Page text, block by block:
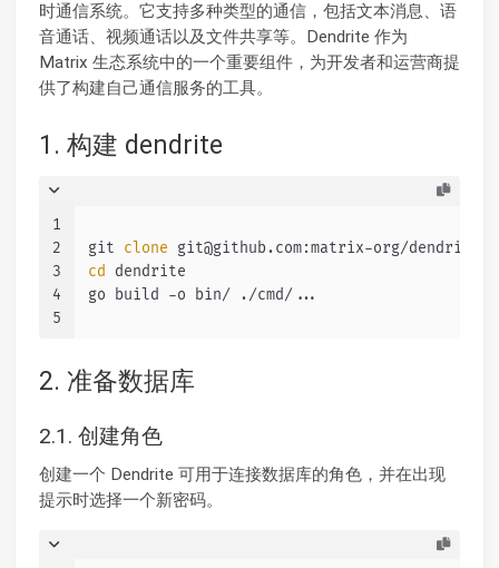
时通信系统。它支持多种类型的通信，包括文本消息、语
音通话、视频通话以及文件共享等。Dendrite 作为
Matrix 生态系统中的一个重要组件，为开发者和运营商提
供了构建自己通信服务的工具。
1. 构建 dendrite
1
2
3
4
5
git clone git@github.com:matrix-org/
cd dendrite
go build -o bin/ ./cmd/...
2. 准备数据库
2.1. 创建角色
创建一个 Dendrite 可用于连接数据库的角色，并在出现
提示时选择一个新密码。